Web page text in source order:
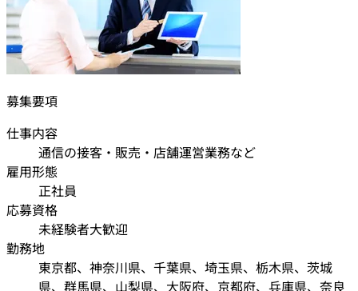
募集要項
仕事内容
通信の接客・販売・店舗運営業務など
雇用形態
正社員
応募資格
未経験者大歓迎
勤務地
東京都、神奈川県、千葉県、埼玉県、栃木県、茨城
県、群馬県、山梨県、大阪府、京都府、兵庫県、奈良